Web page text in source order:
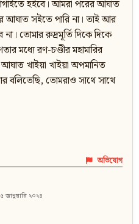
হইবে। আমরা পরের আঘাত
আঘাত সইতে পারি না। তাই আর
তোমার রুদ্রমূর্তি দিকে দিকে
মধ্যে রণ-চণ্ডীর মহামারির
খাইয়া খাইয়া অপমানিত
বলিতেছি, তোমরাও সাথে সাথে
অভিযোগ
জানুয়ারি ২০২৪